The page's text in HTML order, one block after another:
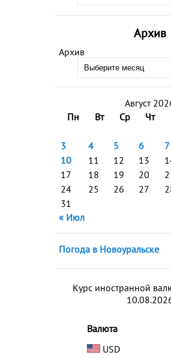
Архив
Архив
Август
Пн
Вт Ср Чт
3
4 5 6 7
10
11 12 13
17
18 19 20
24
25 26 27
31
« Июл
Погода в Новоуральске
Курс иностранной
Валюта
USD